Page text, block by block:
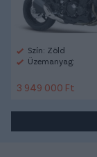
Szín: Zöld
Üzemanyag:
3 949 000 Ft